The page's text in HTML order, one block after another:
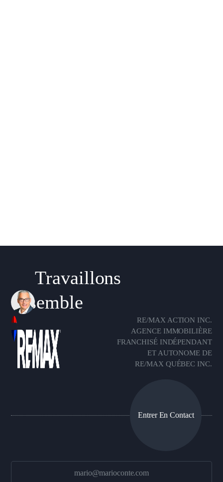
Travaillons
ensemble
RE/MAX ACTION INC.
AGENCE IMMOBILIÈRE
FRANCHISÉ INDÉPENDANT
ET AUTONOME DE
RE/MAX QUÉBEC INC.
Entrer En Contact
mario@marioconte.com